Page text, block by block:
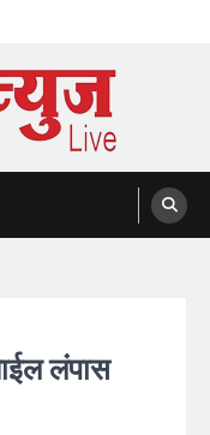
लंपास